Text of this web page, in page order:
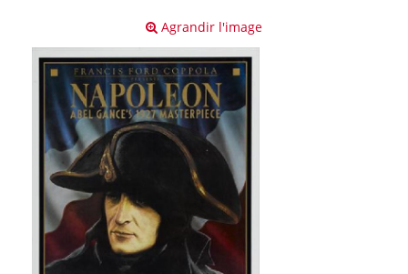
Agrandir l'image